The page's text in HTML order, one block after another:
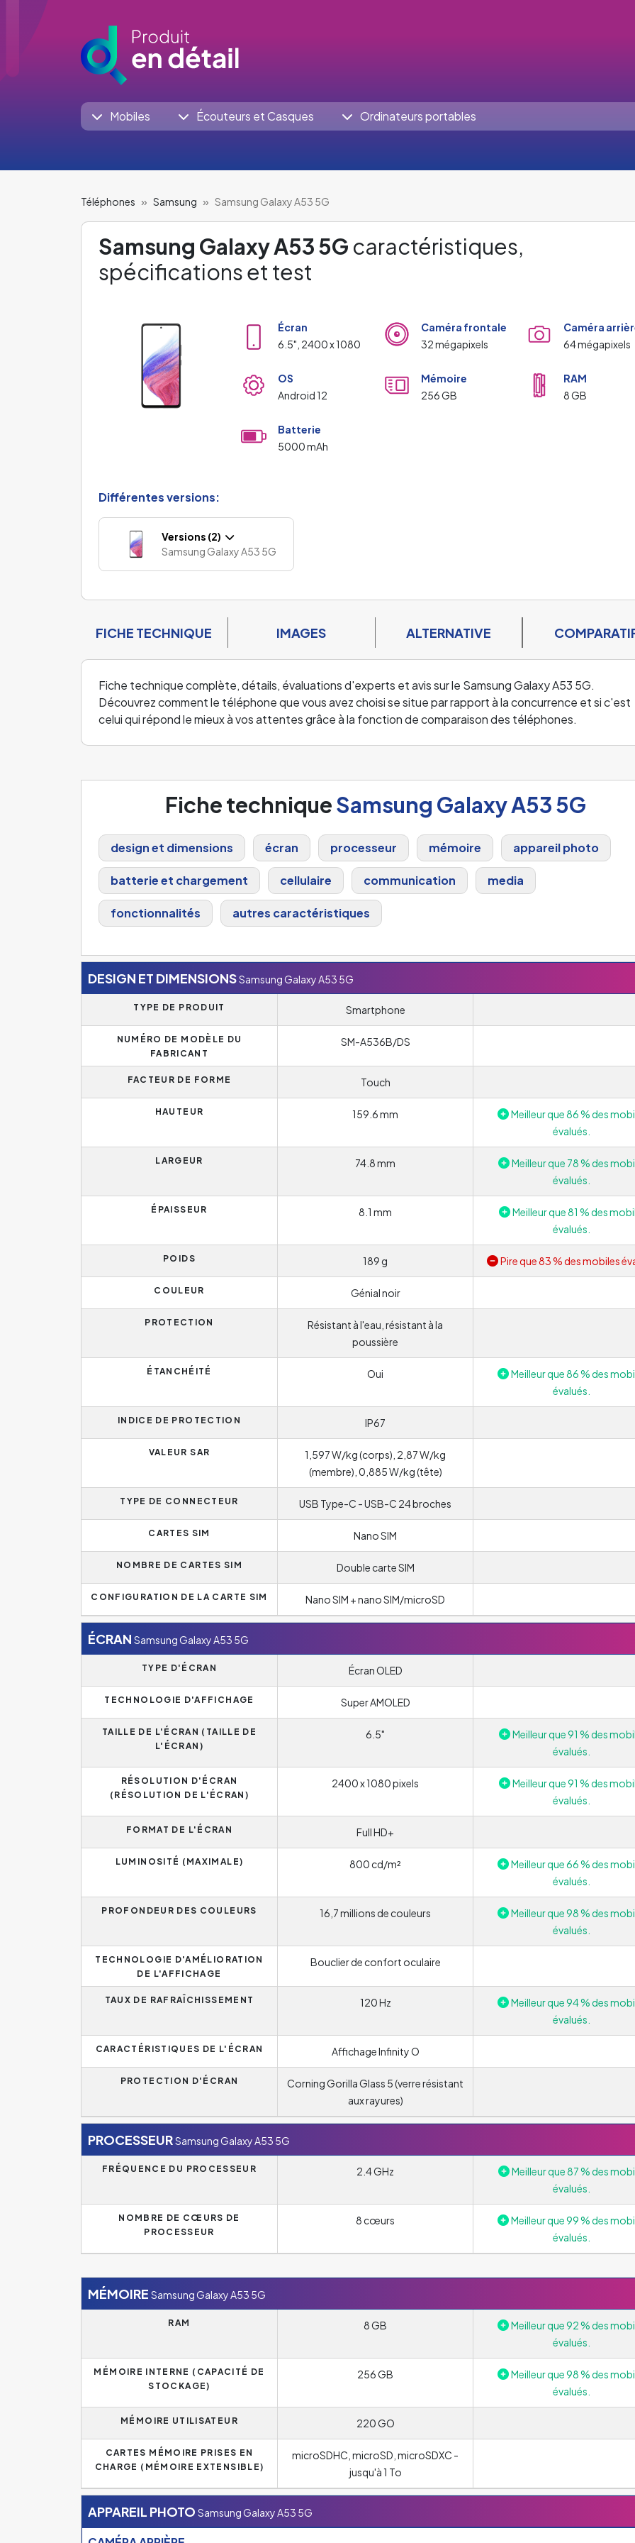
Mobiles Écouteurs et Casques Ordinateurs portables
Téléphones Samsung Samsung Galaxy A53 5G
Samsung Galaxy A53 5G caractéristiques,
spécifications et test
Écran
6.5", 2400 x 1080
Caméra frontale
32 mégapixels
Caméra
64 mégapixels
OS
Android 12
Mémoire
256 GB
RAM
8 GB
Batterie
5000 mAh
Différentes versions:
Versions (2)
Samsung Galaxy A53 5G
FICHE TECHNIQUE IMAGES ALTERNATIVE
Fiche technique complète, détails, évaluations d'experts et avis sur le Samsung Galaxy A53 5G.
Découvrez comment le téléphone que vous avez choisi se situe par rapport à la concurrence et si c'est
celui qui répond le mieux à vos attentes grâce à la fonction de comparaison des téléphones.
Fiche techniqueSamsung Galaxy A53 5G
design et dimensions écran processeur mémoire appareil photo
batterie et chargement cellulaire communication media
fonctionnalités autres caractéristiques
DESIGN ET DIMENSIONSSamsung Galaxy A53 5G
TYPE DE PRODUIT Smartphone
NUMÉRO DE MODÈLE DU
FABRICANT
SM-A536B/DS
FACTEUR DE FORME Touch
HAUTEUR 159.6 mm
Meilleur que 86 % des
évalués.
LARGEUR 74.8 mm
Meilleur que 78 % des
évalués.
ÉPAISSEUR 8.1 mm
Meilleur que 81 % des
évalués.
POIDS 189 g Pire que 83 % des mobiles
COULEUR Génial noir
PROTECTION
Résistant à l'eau, résistant à la
poussière
ÉTANCHÉITÉ Oui
Meilleur que 86 % des
évalués.
INDICE DE PROTECTION IP67
VALEUR SAR
1,597 W/kg (corps), 2,87 W/kg
(membre), 0,885 W/kg (tête)
TYPE DE CONNECTEUR USB Type-C - USB-C 24 broches
CARTES SIM Nano SIM
NOMBRE DE CARTES SIM Double carte SIM
CONFIGURATION DE LA CARTE SIM Nano SIM + nano SIM/microSD
ÉCRAN Samsung Galaxy A53 5G
TYPE D'ÉCRAN Écran OLED
TECHNOLOGIE D'AFFICHAGE Super AMOLED
TAILLE DE L'ÉCRAN (TAILLE DE
L'ÉCRAN)
6.5"
Meilleur que 91 % des
évalués.
RÉSOLUTION D'ÉCRAN
(RÉSOLUTION DE L'ÉCRAN)
2400 x 1080 pixels
Meilleur que 91 % des
évalués.
FORMAT DE L'ÉCRAN Full HD+
LUMINOSITÉ (MAXIMALE) 800 cd/m²
Meilleur que 66 % des
évalués.
PROFONDEUR DES COULEURS 16,7 millions de couleurs
Meilleur que 98 % des
évalués.
TECHNOLOGIE D'AMÉLIORATION
DE L'AFFICHAGE
Bouclier de confort oculaire
TAUX DE RAFRAÎCHISSEMENT 120 Hz
Meilleur que 94 % des
évalués.
CARACTÉRISTIQUES DE L'ÉCRAN Affichage Infinity O
PROTECTION D'ÉCRAN
Corning Gorilla Glass 5 (verre résistant
aux rayures)
PROCESSEURSamsung Galaxy A53 5G
FRÉQUENCE DU PROCESSEUR 2.4 GHz
Meilleur que 87 % des
évalués.
NOMBRE DE CŒURS DE
PROCESSEUR
8 cœurs
Meilleur que 99 % des
évalués.
MÉMOIRE Samsung Galaxy A53 5G
RAM 8 GB
Meilleur que 92 % des
évalués.
MÉMOIRE INTERNE (CAPACITÉ DE
STOCKAGE)
256 GB
Meilleur que 98 % des
évalués.
MÉMOIRE UTILISATEUR 220 GO
CARTES MÉMOIRE PRISES EN
CHARGE (MÉMOIRE EXTENSIBLE)
microSDHC, microSD, microSDXC -
jusqu'à 1 To
APPAREIL PHOTO Samsung Galaxy A53 5G